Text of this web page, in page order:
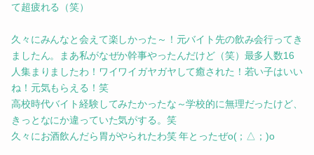
て超疲れる（笑）
久々にみんなと会えて楽しかった～！元バイト先の飲み会行ってき
ましたん。まあ私がなぜか幹事やったんだけど（笑）最多人数16
人集まりましたわ！ワイワイガヤガヤして癒された！若い子はいい
ね！元気もらえる！笑
高校時代バイト経験してみたかったな～学校的に無理だったけど、
きっとなにか違っていた気がする。笑
久々にお酒飲んだら胃がやられたわ笑 年とったぜo(；△；)o